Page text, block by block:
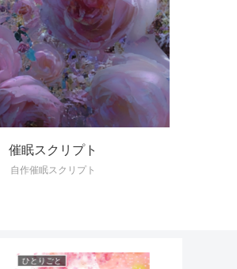
催眠スクリプト
自作催眠スクリプト
ひとりごと